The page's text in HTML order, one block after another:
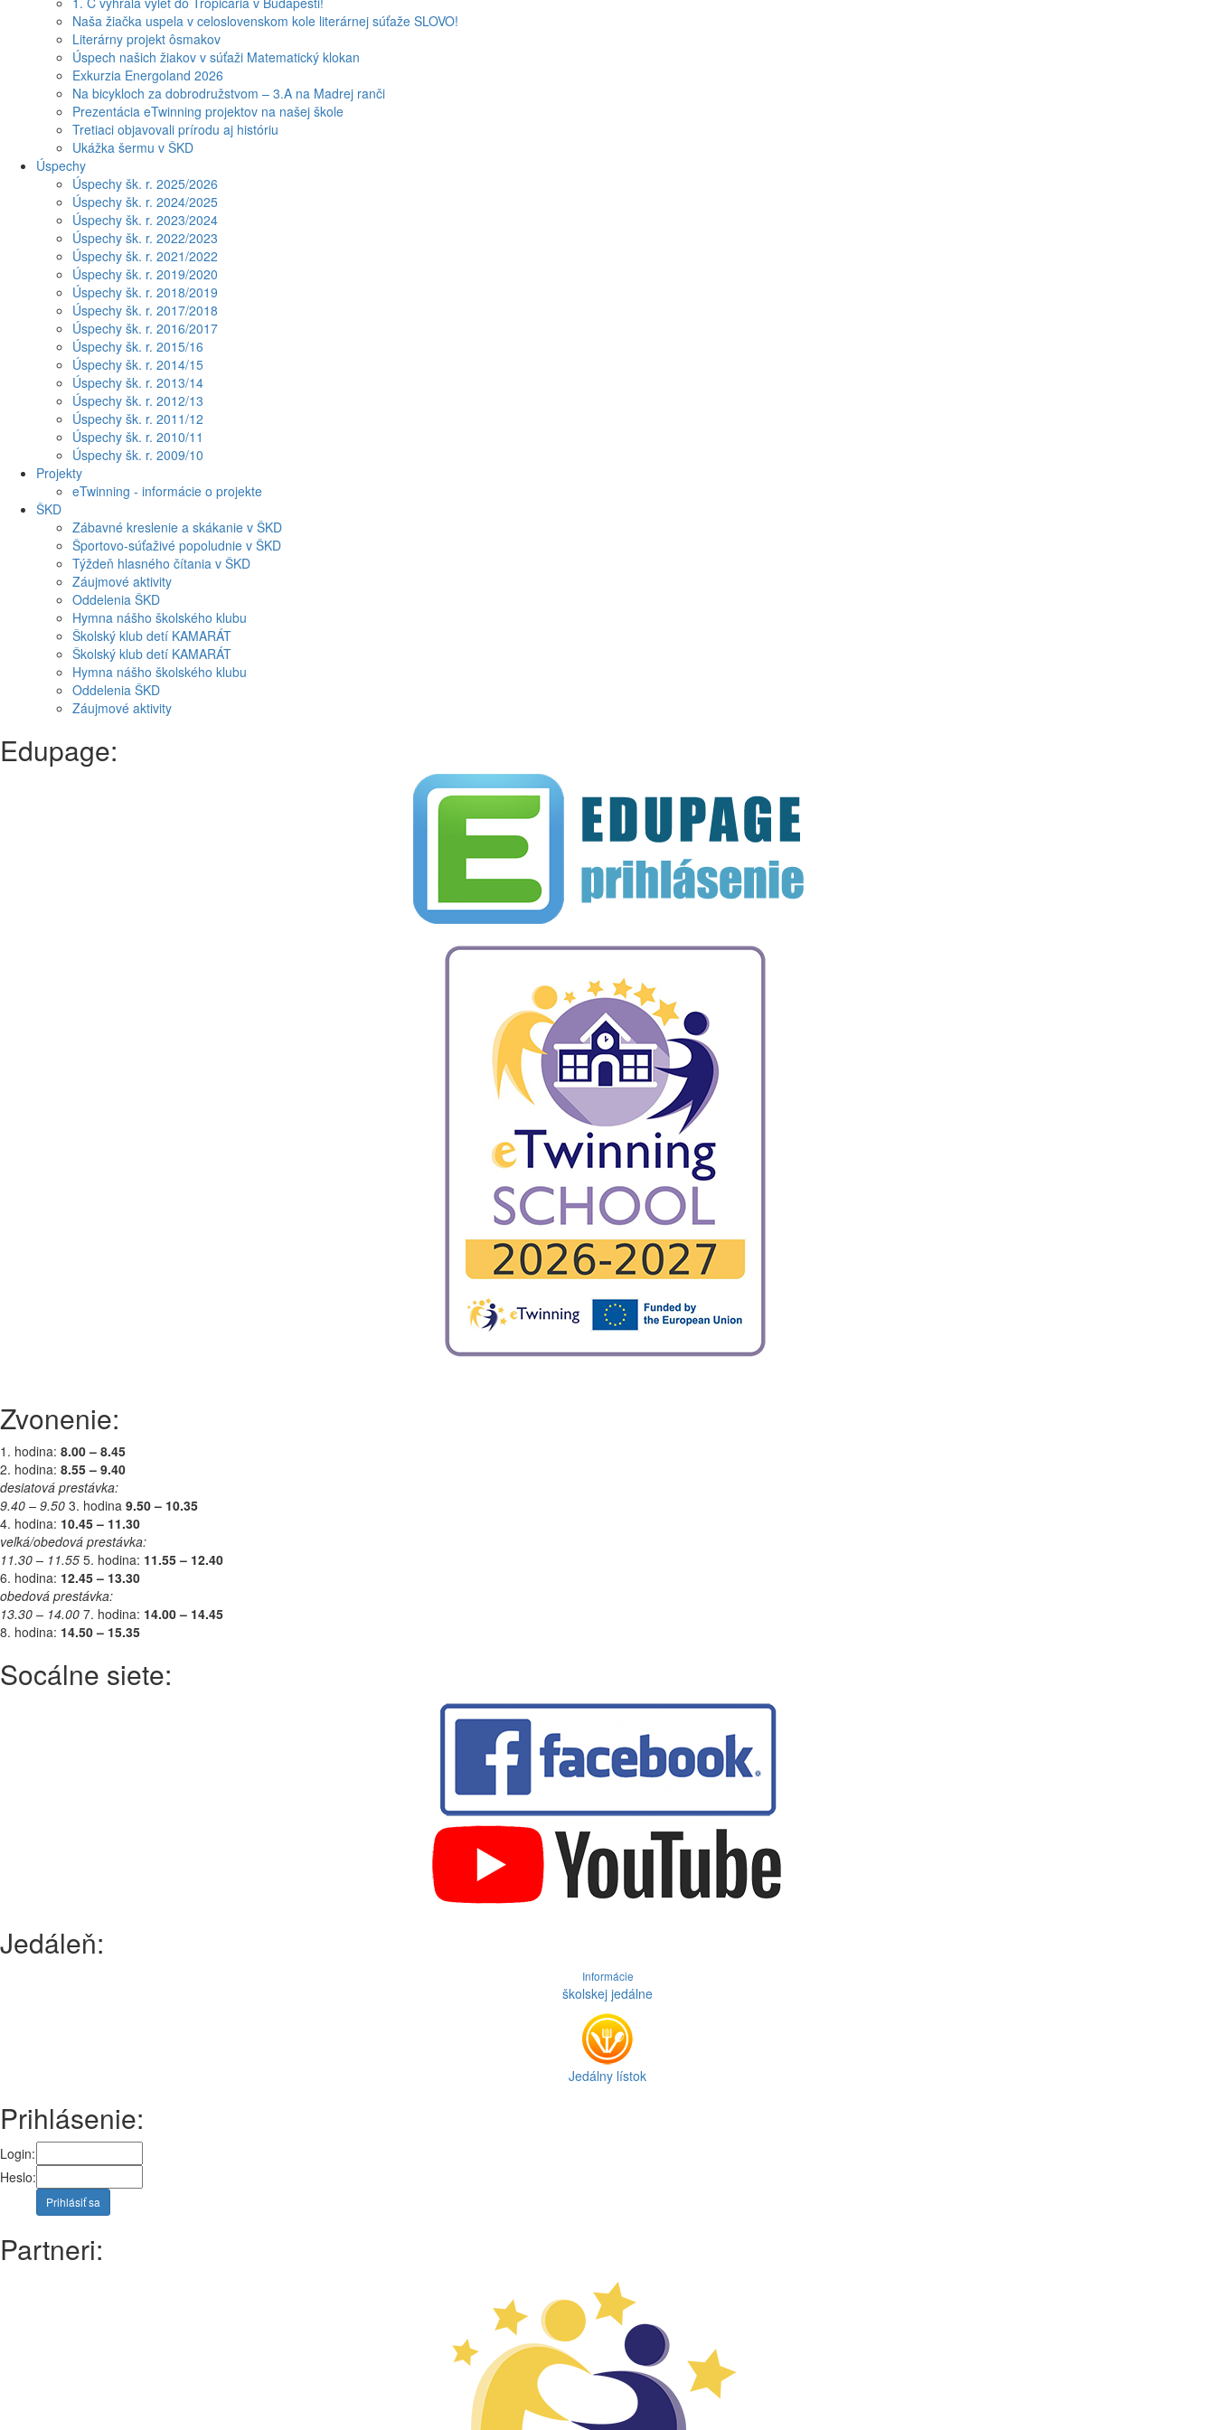
Naša žiačka uspela v celoslovenskom kole literárnej súťaže SLOVO!
Literárny projekt ôsmakov
Úspech našich žiakov v súťaži Matematický klokan
Exkurzia Energoland 2026
Na bicykloch za dobrodružstvom – 3.A na Madrej ranči
Prezentácia eTwinning projektov na našej škole
Tretiaci objavovali prírodu aj históriu
Ukážka šermu v ŠKD
Úspechy
Úspechy šk. r. 2025/2026
Úspechy šk. r. 2024/2025
Úspechy šk. r. 2023/2024
Úspechy šk. r. 2022/2023
Úspechy šk. r. 2021/2022
Úspechy šk. r. 2019/2020
Úspechy šk. r. 2018/2019
Úspechy šk. r. 2017/2018
Úspechy šk. r. 2016/2017
Úspechy šk. r. 2015/16
Úspechy šk. r. 2014/15
Úspechy šk. r. 2013/14
Úspechy šk. r. 2012/13
Úspechy šk. r. 2011/12
Úspechy šk. r. 2010/11
Úspechy šk. r. 2009/10
Projekty
eTwinning - informácie o projekte
ŠKD
Zábavné kreslenie a skákanie v ŠKD
Športovo-súťaživé popoludnie v ŠKD
Týždeň hlasného čítania v ŠKD
Záujmové aktivity
Oddelenia ŠKD
Hymna nášho školského klubu
Školský klub detí KAMARÁT
Školský klub detí KAMARÁT
Hymna nášho školského klubu
Oddelenia ŠKD
Záujmové aktivity
Edupage:
Zvonenie:
1. hodina: 8.00 – 8.45
2. hodina: 8.55 – 9.40
desiatová prestávka:
9.40 – 9.50 3. hodina 9.50 – 10.35
4. hodina: 10.45 – 11.30
veľká/obedová prestávka:
11.30 – 11.55 5. hodina: 11.55 – 12.40
6. hodina: 12.45 – 13.30
obedová prestávka:
13.30 – 14.00 7. hodina: 14.00 – 14.45
8. hodina: 14.50 – 15.35
Socálne siete:
Jedáleň:
Informácie
školskej jedálne
Jedálny lístok
Prihlásenie:
Login:
Heslo:
Prihlásiť sa
Partneri: